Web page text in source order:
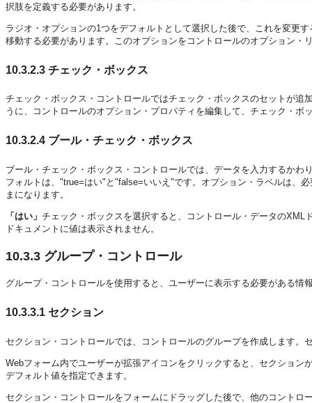
択肢を定義する必要があります。
ラジオ・オプションの1つをデフォルトとして選択した後で、これを変更
移動する必要があります。このオプションをコントロールのオプション・
10.3.2.3 チェック・ボックス
チェック・ボックス・コントロールではチェック・ボックスのセットが
うに、コントロールのオプション・プロパティを編集して、チェック・ボ
10.3.2.4 ブール・チェック・ボックス
ブール・チェック・ボックス・コントロールでは、データを入力するか
フォルトは、"true=はい"と"false=いいえ"です。オプション・ラベルは、
まになります。
「はい」 チェック・ボックスを選択すると、コントロール・データの
ドキュメントに値は表示されません。
10.3.3 グループ・コントロール
グループ・コントロールを使用すると、ユーザーに表示する必要がある情
10.3.3.1 セクション
セクション・コントロールでは、コントロールのグループを作成します。
Webフォーム内でユーザーが拡張アイコンをクリックすると、セクショ
デフォルト値を指定できます。
セクション・コントロールをフォームにドラッグした後で、他のコント